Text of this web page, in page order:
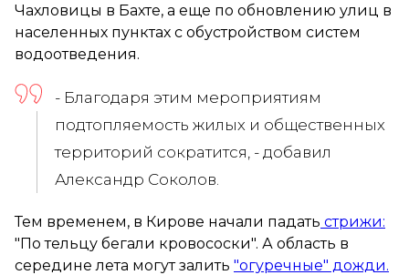
Чахловицы в Бахте, а еще по обновлению улиц в
населенных пунктах с обустройством систем
водоотведения.
- Благодаря этим мероприятиям
подтопляемость жилых и общественных
территорий сократится, - добавил
Александр Соколов.
Тем временем, в Кирове начали падать стрижи:
"По тельцу бегали кровососки". А область в
середине лета могут залить "огуречные" дожди.